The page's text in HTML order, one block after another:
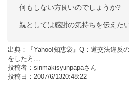
何もしない方良いのでしょうか?
親としては感謝の気持ちを伝えた
出典：『Yahoo!知恵袋』Q：道交法違反
をした方…
投稿者：sinmakisyunpapaさん
投稿日：2007/6/1320:48:22